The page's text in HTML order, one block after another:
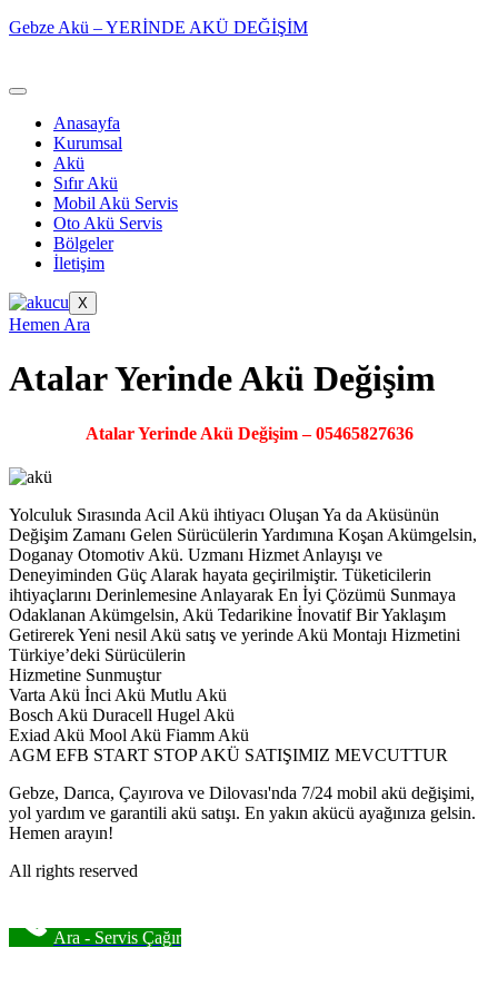
Gebze Akü – YERİNDE AKÜ DEĞİŞİM
Anasayfa
Kurumsal
Akü
Sıfır Akü
Mobil Akü Servis
Oto Akü Servis
Bölgeler
İletişim
X
Hemen Ara
Atalar Yerinde Akü Değişim
Atalar Yerinde Akü Değişim – 05465827636
Yolculuk Sırasında Acil Akü ihtiyacı Oluşan Ya da Aküsünün
Değişim Zamanı Gelen Sürücülerin Yardımına Koşan Akümgelsin,
Doganay Otomotiv Akü. Uzmanı Hizmet Anlayışı ve
Deneyiminden Güç Alarak hayata geçirilmiştir. Tüketicilerin
ihtiyaçlarını Derinlemesine Anlayarak En İyi Çözümü Sunmaya
Odaklanan Akümgelsin, Akü Tedarikine İnovatif Bir Yaklaşım
Getirerek Yeni nesil Akü satış ve yerinde Akü Montajı Hizmetini
Türkiye’deki Sürücülerin
Hizmetine Sunmuştur
Varta Akü İnci Akü Mutlu Akü
Bosch Akü Duracell Hugel Akü
Exiad Akü Mool Akü Fiamm Akü
AGM EFB START STOP AKÜ SATIŞIMIZ MEVCUTTUR
Gebze, Darıca, Çayırova ve Dilovası'nda 7/24 mobil akü değişimi,
yol yardım ve garantili akü satışı. En yakın akücü ayağınıza gelsin.
Hemen arayın!
All rights reserved
Ara - Servis Çağır